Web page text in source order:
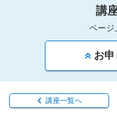
講
ページ
お申
講座一覧へ